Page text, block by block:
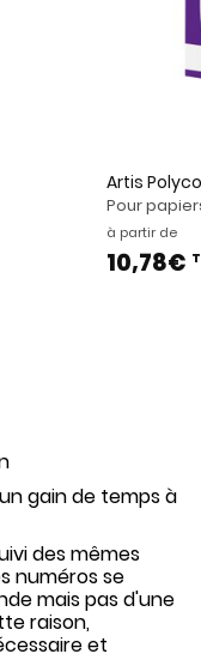
Artis
Pour
à partir de
10,78€
gain de temps à
des mêmes
numéros se
mais pas d'une
raison,
et